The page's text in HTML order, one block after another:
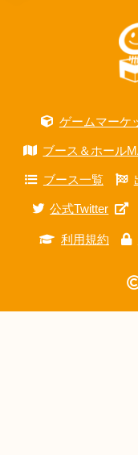
ゲームマーケ
ブース＆ホール
ブース一覧
公式Twitter
利用規約